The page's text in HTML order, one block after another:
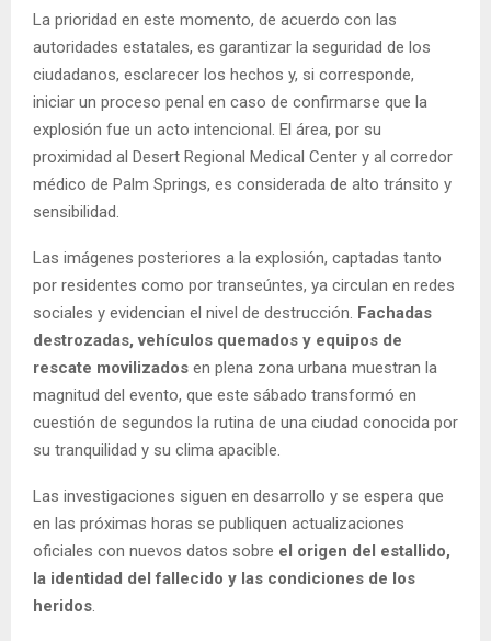
La prioridad en este momento, de acuerdo con las
autoridades estatales, es garantizar la seguridad de los
ciudadanos, esclarecer los hechos y, si corresponde,
iniciar un proceso penal en caso de confirmarse que la
explosión fue un acto intencional. El área, por su
proximidad al Desert Regional Medical Center y al corredor
médico de Palm Springs, es considerada de alto tránsito y
sensibilidad.
Las imágenes posteriores a la explosión, captadas tanto
por residentes como por transeúntes, ya circulan en redes
sociales y evidencian el nivel de destrucción. Fachadas
destrozadas, vehículos quemados y equipos de
rescate movilizados en plena zona urbana muestran la
magnitud del evento, que este sábado transformó en
cuestión de segundos la rutina de una ciudad conocida por
su tranquilidad y su clima apacible.
Las investigaciones siguen en desarrollo y se espera que
en las próximas horas se publiquen actualizaciones
oficiales con nuevos datos sobre el origen del estallido,
la identidad del fallecido y las condiciones de los
heridos.